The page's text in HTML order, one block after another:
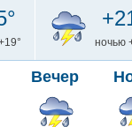
Вечер
ночью